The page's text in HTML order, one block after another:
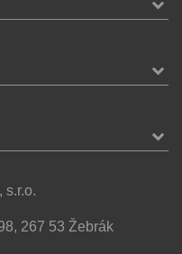
s.r.o.
267 53 Žebrák